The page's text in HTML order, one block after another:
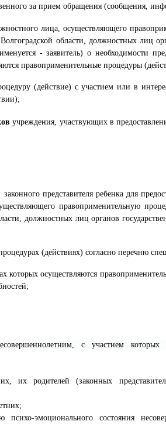
за прием обращения (сообщения,
лица, осуществляющего
области, должностных лиц
- заявитель) о необходимости
правоприменительные процедуры
(действие) с участием или в
учреждения, участвующих в
представителя ребенка для
правоприменительную
должностных лиц органов
(действиях) согласно перечню
которых осуществляются
с участием которых
их родителей (законных
эмоционального состояния